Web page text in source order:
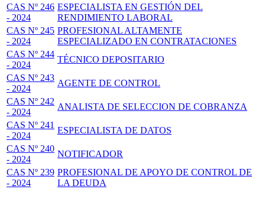
CAS Nº 246
- 2024
ESPECIALISTA EN GESTIÓN DEL
RENDIMIENTO LABORAL
CAS Nº 245
- 2024
PROFESIONAL ALTAMENTE
ESPECIALIZADO EN CONTRATACIONES
CAS Nº 244
- 2024
TÉCNICO DEPOSITARIO
CAS Nº 243
- 2024
AGENTE DE CONTROL
CAS Nº 242
- 2024
ANALISTA DE SELECCION DE COBRANZA
CAS Nº 241
- 2024
ESPECIALISTA DE DATOS
CAS Nº 240
- 2024
NOTIFICADOR
CAS Nº 239
- 2024
PROFESIONAL DE APOYO DE CONTROL DE
LA DEUDA